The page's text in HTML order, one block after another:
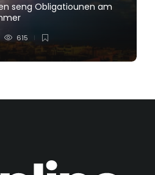
seng Obligatiounen am
615